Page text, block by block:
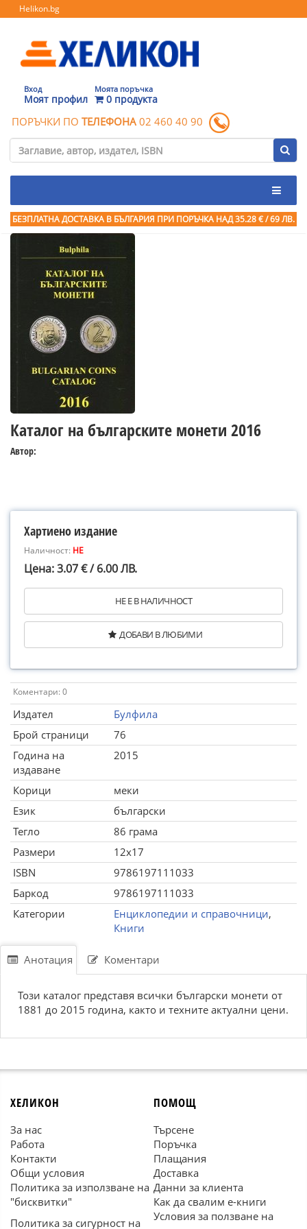
Helikon.bg
Вход
Моят профил
Моята поръчка
0 продукта
ПОРЪЧКИ ПО ТЕЛЕФОНА 02 460 40 90
БЕЗПЛАТНА ДОСТАВКА В БЪЛГАРИЯ ПРИ ПОРЪЧКА НАД 35.28 € / 69 ЛВ.
Каталог на българските монети 2016
Автор:
Хартиено издание
Наличност: НЕ
Цена: 3.07 € / 6.00 ЛВ.
НЕ Е В НАЛИЧНОСТ
ДОБАВИ В ЛЮБИМИ
Коментари: 0
Издател
Булфила
Брой страници
76
Година на
издаване
2015
Корици
меки
Език
български
Тегло
86 грама
Размери
12x17
ISBN
9786197111033
Баркод
9786197111033
Категории
Енциклопедии и справочници,
Книги
Анотация Коментари
Този каталог представя всички български монети от
1881 до 2015 година, както и техните актуални цени.
ХЕЛИКОН
За нас
Работа
Контакти
Общи условия
Политика за използване на
"бисквитки"
Политика за сигурност на
ПОМОЩ
Търсене
Поръчка
Плащания
Доставка
Данни за клиента
Как да свалим е-книги
Условия за ползване на